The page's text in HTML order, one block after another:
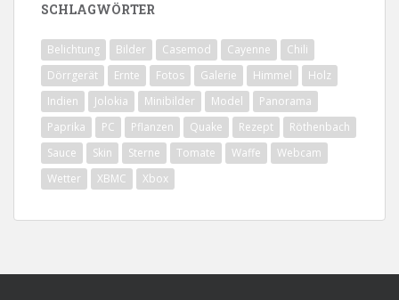
SCHLAGWÖRTER
Belichtung Bilder Casemod Cayenne
Chili
Dörrgerät
Ernte Fotos Galerie Himmel
Holz
Indien
Jolokia Minibilder Model
Panorama
Paprika
PC Pflanzen Quake Rezept
Röthenbach
Sauce
Skin Sterne Tomate Waffe
Webcam
Wetter
XBMC Xbox